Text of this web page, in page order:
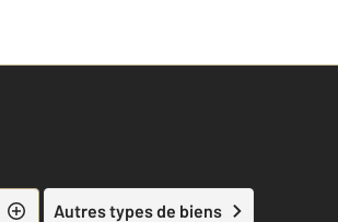
Autres types de biens